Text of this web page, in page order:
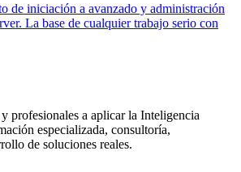
de iniciación a avanzado y administración
La base de cualquier trabajo serio con
profesionales a aplicar la Inteligencia
especializada, consultoría,
de soluciones reales.